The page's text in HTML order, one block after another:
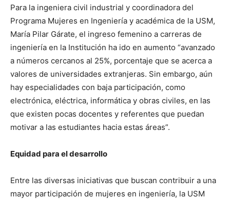
Para la ingeniera civil industrial y coordinadora del
Programa Mujeres en Ingeniería y académica de la USM,
María Pilar Gárate, el ingreso femenino a carreras de
ingeniería en la Institución ha ido en aumento “avanzado
a números cercanos al 25%, porcentaje que se acerca a
valores de universidades extranjeras. Sin embargo, aún
hay especialidades con baja participación, como
electrónica, eléctrica, informática y obras civiles, en las
que existen pocas docentes y referentes que puedan
motivar a las estudiantes hacia estas áreas”.
Equidad para el desarrollo
Entre las diversas iniciativas que buscan contribuir a una
mayor participación de mujeres en ingeniería, la USM